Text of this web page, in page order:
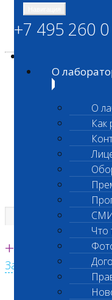
Независимая
Единая круглосуточная
+7 495 260 0
Заказать звонок с
+7 495 260
О
О
Как
Что
Главная страница